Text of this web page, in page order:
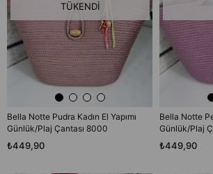
TÜKENDI
Bella Notte Pudra Kadın El Yapımı
Günlük/Plaj Çantası 8000
₺449,90
Bella Notte
Günlük/Plaj
₺449,90